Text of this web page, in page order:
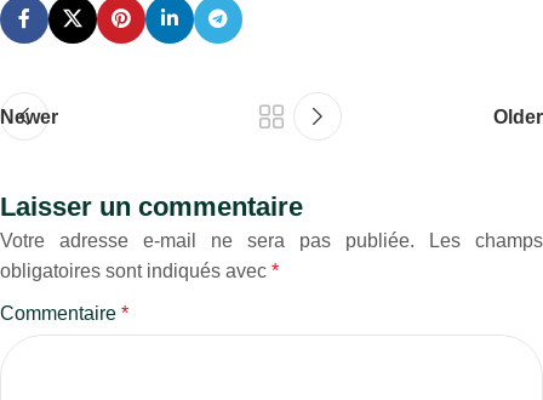
Newer Older
Laisser un commentaire
Votre adresse e-mail ne sera pas publiée.
Les champs
obligatoires sont indiqués avec *
Commentaire *